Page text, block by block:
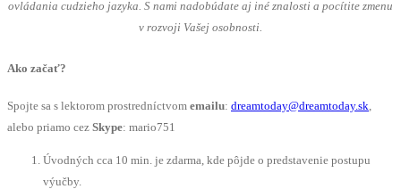
ovládania cudzieho jazyka. S nami nadobúdate aj iné znalosti a pocítite zmenu
v rozvoji Vašej osobnosti.
Ako začať?
Spojte sa s lektorom prostredníctvom emailu: dreamtoday@dreamtoday.sk
alebo priamo cez Skype: mario751
Úvodných cca 10 min. je zdarma, kde pôjde o predstavenie postupu
výučby.